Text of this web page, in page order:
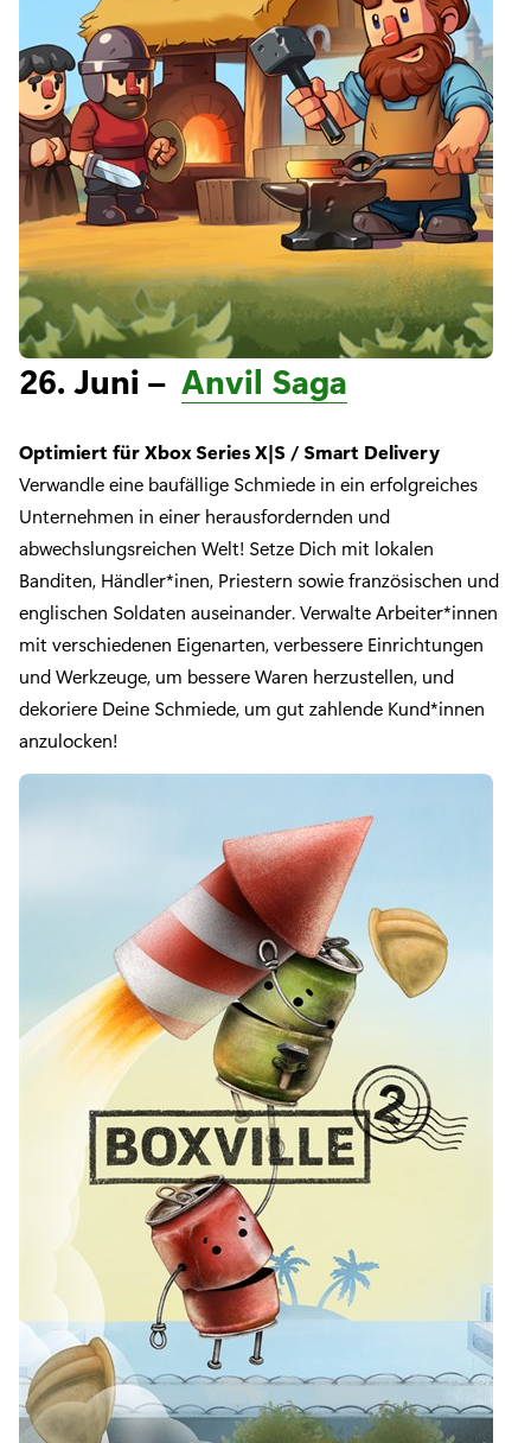
26. Juni – Anvil Saga
Optimiert für Xbox Series X|S / Smart Delivery
Verwandle eine baufällige Schmiede in ein erfolgreiches
Unternehmen in einer herausfordernden und
abwechslungsreichen Welt! Setze Dich mit lokalen
Banditen, Händler*inen, Priestern sowie französischen und
englischen Soldaten auseinander. Verwalte Arbeiter*innen
mit verschiedenen Eigenarten, verbessere Einrichtungen
und Werkzeuge, um bessere Waren herzustellen, und
dekoriere Deine Schmiede, um gut zahlende Kund*innen
anzulocken!